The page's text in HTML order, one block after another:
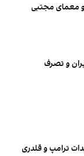
معمای مجتبی
و تصرف
ترامپ و قلدری